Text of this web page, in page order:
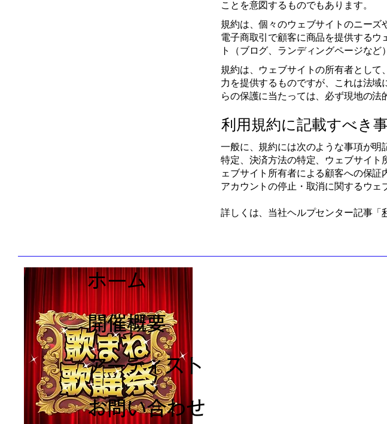
ことを意図するものでもあります。
規約は、個々のウェブサイトのニーズ
電子商取引で顧客に商品を提供するウ
ト（ブログ、ランディングページな
規約は、ウェブサイトの所有者とし
力を提供するものですが、これは法
らの保護に当たっては、必ず現地の法
利用規約に記載すべき
一般に、規約には次のような事項が
特定、決済方法の特定、ウェブサイト
ェブサイト所有者による顧客への保
アカウントの停止・取消に関するウェ
詳しくは、当社ヘルプセンター記事「
ホーム
開催概要
アーティスト
お問い合わせ